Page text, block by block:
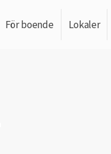
För boende Lokaler